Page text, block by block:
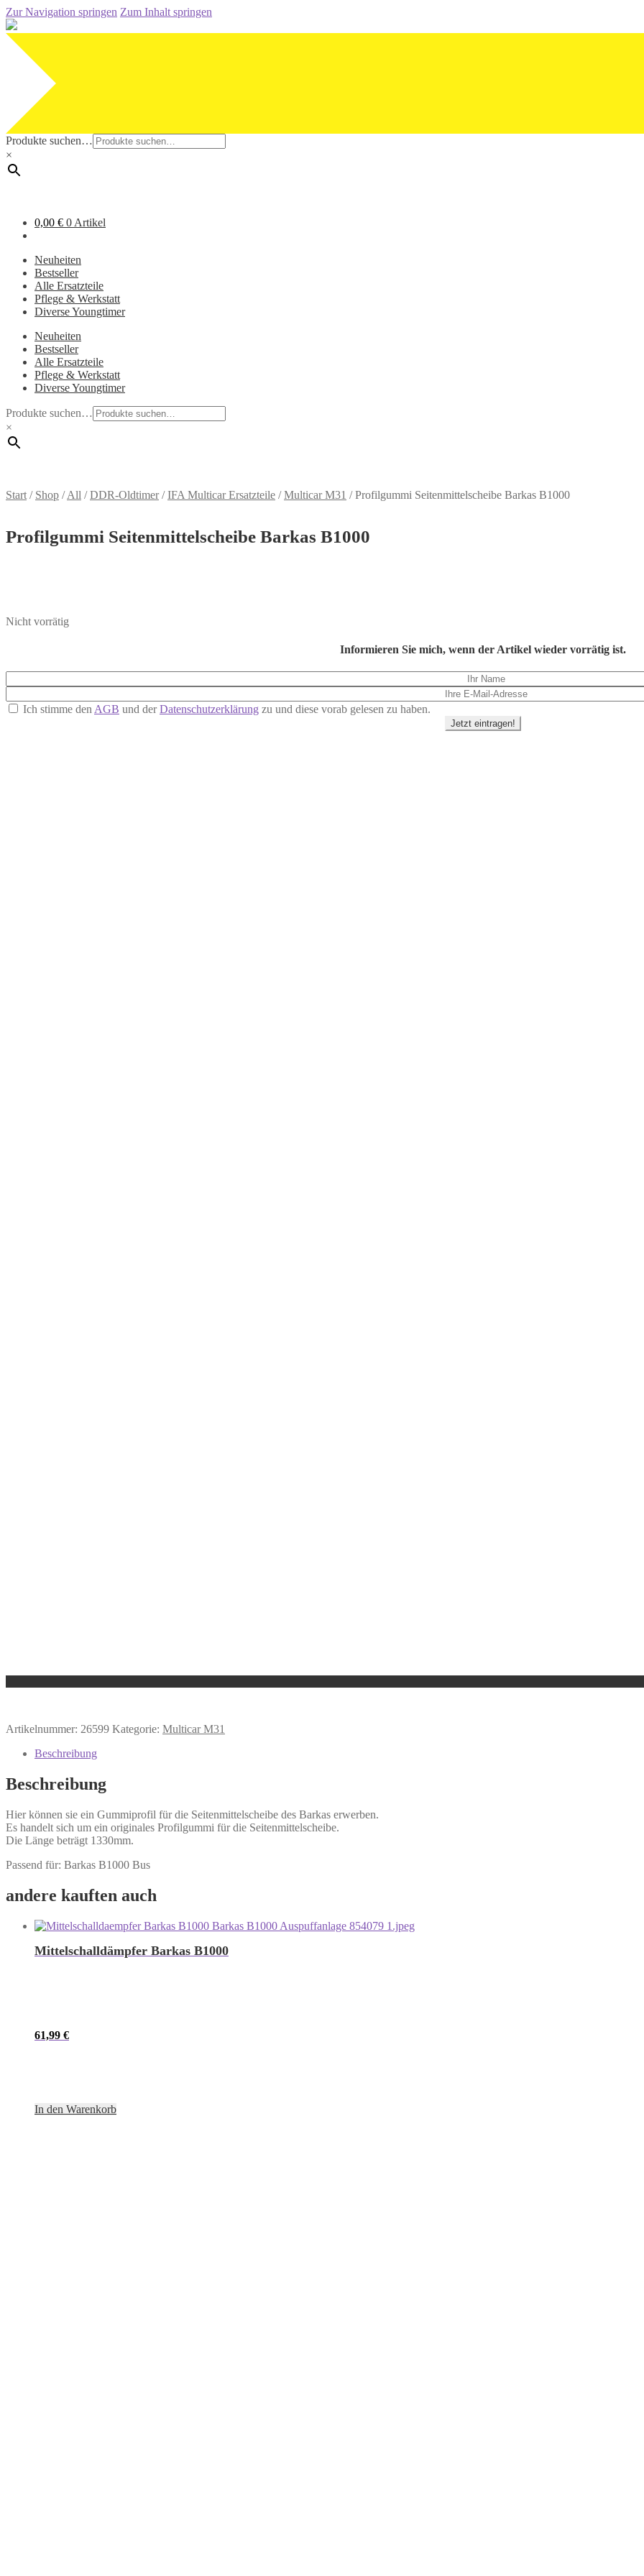
Zur Navigation springen Zum Inhalt springen
Produkte suchen…
×
0,00 € 0 Artikel
Neuheiten
Bestseller
Alle Ersatzteile
Pflege & Werkstatt
Diverse Youngtimer
Neuheiten
Bestseller
Alle Ersatzteile
Pflege & Werkstatt
Diverse Youngtimer
Produkte suchen…
×
Start / Shop /All /DDR-Oldtimer/IFA Multicar Ersatzteile /Multicar M31 /Profilgummi Seitenmittelscheibe Barkas B1000
Profilgummi Seitenmittelscheibe Barkas B1000
Nicht vorrätig
Informieren Sie mich, wenn der Artikel wieder vorrätig ist.
Ich stimme den AGB und derDatenschutzerklärung zu und diese vorab gelesen zu haben.
Jetzt eintragen!
Artikelnummer: 26599 Kategorie: Multicar M31
Beschreibung
Beschreibung
Hier können sie ein Gummiprofil für die Seitenmittelscheibe des Barkas erwerben.
Es handelt sich um ein originales Profilgummi für die Seitenmittelscheibe.
Die Länge beträgt 1330mm.
Passend für: Barkas B1000 Bus
andere kauften auch
Mittelschalldämpfer Barkas B1000
61,99 €
In den Warenkorb